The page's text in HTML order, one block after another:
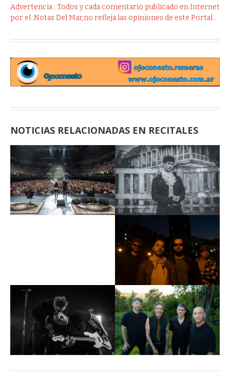
Advertencia : Todos y cada comentario publicado en Internet
por el .Notas Del Mar,no refleja las opiniones de este Portal .
NOTICIAS RELACIONADAS EN RECITALES